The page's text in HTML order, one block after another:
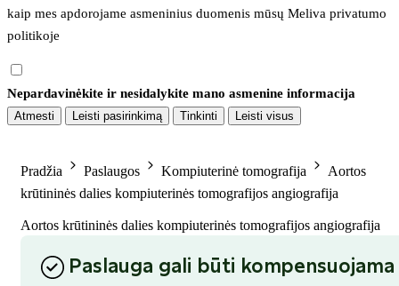
kaip mes apdorojame asmeninius duomenis mūsų Meliva privatumo
politikoje
Nepardavinėkite ir nesidalykite mano asmenine informacija
Atmesti Leisti pasirinkimą Tinkinti Leisti visus
Pradžia Paslaugos Kompiuterinė tomografija
Aortos
krūtininės dalies kompiuterinės tomografijos angiografija
Aortos krūtininės dalies kompiuterinės tomografijos angiografija
Paslauga gali būti kompensuojama